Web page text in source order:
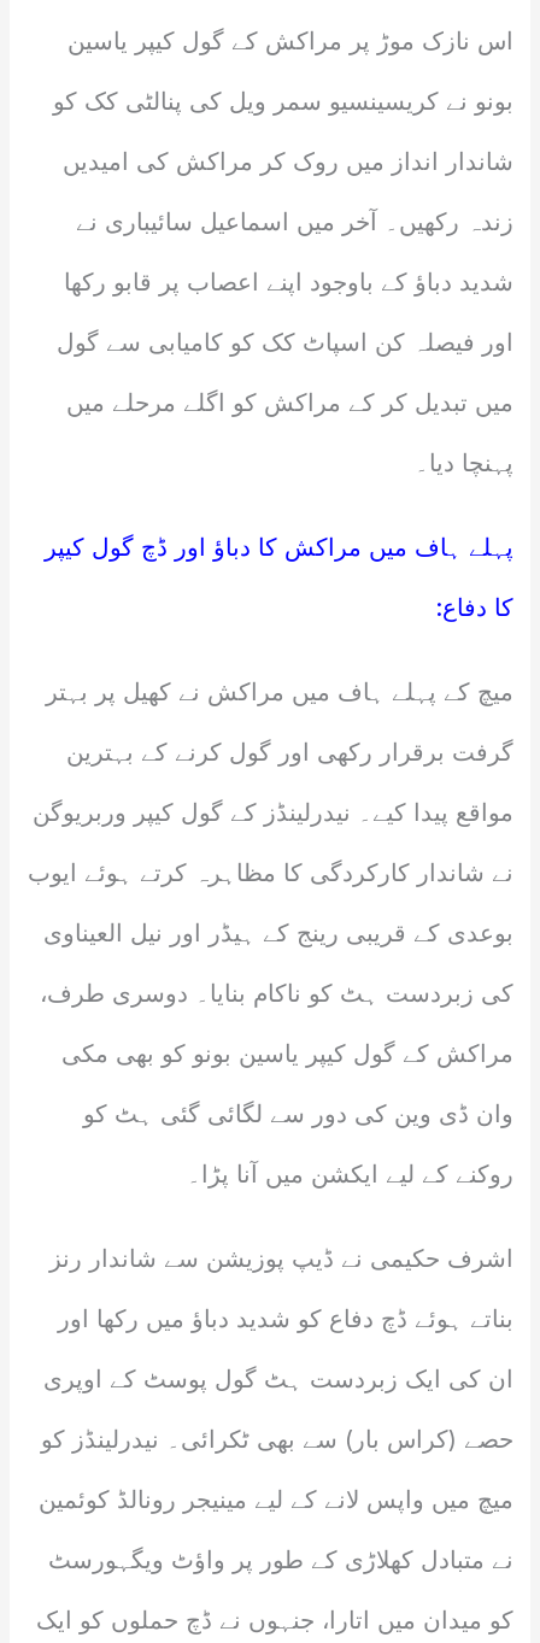
اس نازک موڑ پر مراکش کے گول کیپر یاسین
بونو نے کریسینسیو سمر ویل کی پنالٹی کک کو
شاندار انداز میں روک کر مراکش کی امیدیں
زندہ رکھیں۔ آخر میں اسماعیل سائیباری نے
شدید دباؤ کے باوجود اپنے اعصاب پر قابو رکھا
اور فیصلہ کن اسپاٹ کک کو کامیابی سے گول
میں تبدیل کر کے مراکش کو اگلے مرحلے میں
پہنچا دیا۔
پہلے ہاف میں مراکش کا دباؤ اور ڈچ گول کیپر
کا دفاع:
میچ کے پہلے ہاف میں مراکش نے کھیل پر بہتر
گرفت برقرار رکھی اور گول کرنے کے بہترین
مواقع پیدا کیے۔ نیدرلینڈز کے گول کیپر وربریوگن
نے شاندار کارکردگی کا مظاہرہ کرتے ہوئے ایوب
بوعدی کے قریبی رینج کے ہیڈر اور نیل العیناوی
کی زبردست ہٹ کو ناکام بنایا۔ دوسری طرف،
مراکش کے گول کیپر یاسین بونو کو بھی مکی
وان ڈی وین کی دور سے لگائی گئی ہٹ کو
روکنے کے لیے ایکشن میں آنا پڑا۔
اشرف حکیمی نے ڈیپ پوزیشن سے شاندار رنز
بناتے ہوئے ڈچ دفاع کو شدید دباؤ میں رکھا اور
ان کی ایک زبردست ہٹ گول پوسٹ کے اوپری
حصے (کراس بار) سے بھی ٹکرائی۔ نیدرلینڈز کو
میچ میں واپس لانے کے لیے مینیجر رونالڈ کوئمین
نے متبادل کھلاڑی کے طور پر واؤٹ ویگہورسٹ
کو میدان میں اتارا، جنہوں نے ڈچ حملوں کو ایک